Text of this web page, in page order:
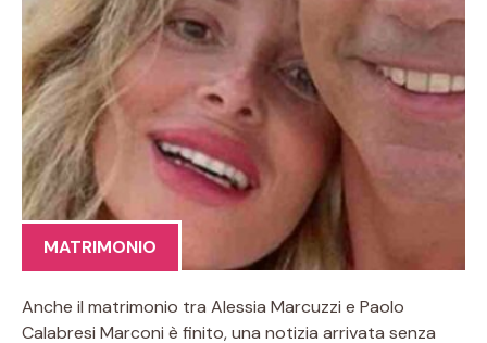
MATRIMONIO
Anche il matrimonio tra Alessia Marcuzzi e Paolo
Calabresi Marconi è finito, una notizia arrivata senza